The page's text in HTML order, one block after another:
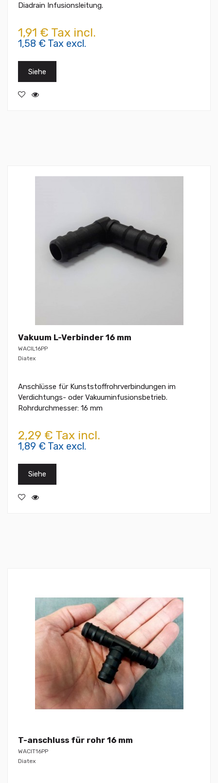
Diadrain Infusionsleitung.
1,91 € Tax incl.
1,58 € Tax excl.
Siehe
Vakuum L-Verbinder 16 mm
WACIL16PP
Diatex
Anschlüsse für Kunststoffrohrverbindungen im
Verdichtungs- oder Vakuuminfusionsbetrieb.
Rohrdurchmesser: 16 mm
2,29 € Tax incl.
1,89 € Tax excl.
Siehe
T-anschluss für rohr 16 mm
WACIT16PP
Diatex